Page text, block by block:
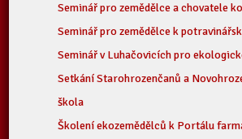
Seminář pro zemědělce a chovatele
Seminář pro zemědělce k
Seminář v Luhačovicích pro
Setkání Starohrozenčanů a
škola
Školení ekozemědělců k Portálu